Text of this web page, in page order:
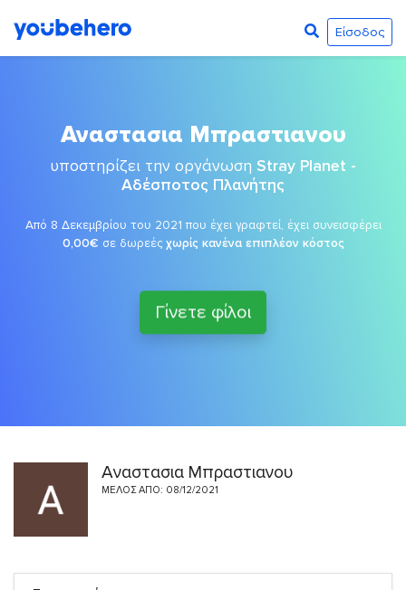
Είσοδος
Αναστασια Μπραστιανου
υποστηρίζει την οργάνωση Stray Planet -
Αδέσποτος Πλανήτης
Από 8 Δεκεμβρίου του 2021 που έχει γραφτεί, έχει συνεισφέρει
0,00€ σε δωρεές χωρίς κανένα επιπλέον κόστος
Γίνετε φίλοι
Αναστασια Μπραστιανου
ΜΈΛΟΣ ΑΠΌ: 08/12/2021